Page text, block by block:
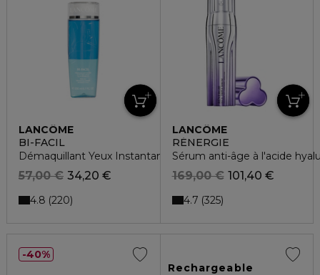
LANCÔME
BI-FACIL
Démaquillant Yeux Instantané - Effet non gras
34,20 €
57,00 €
4.8 220
LANCÔME
RÉNERGIE
Sérum anti-âge à l'acide
101,40 €
169,00 €
4.7 325
40%
Rechargeable